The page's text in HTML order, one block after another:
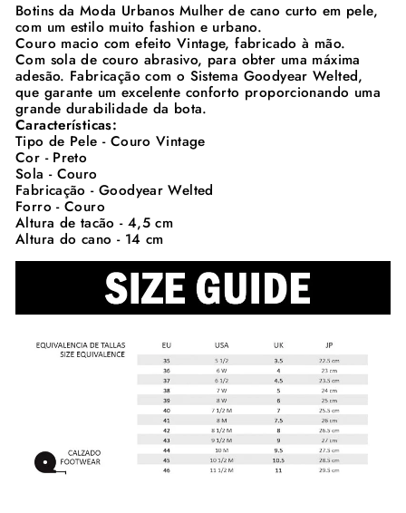
Botins da Moda Urbanos Mulher de cano curto em pele,
com um estilo muito fashion e urbano.
Couro macio com efeito Vintage, fabricado à mão.
Com sola de couro abrasivo, para obter uma máxima
adesão. Fabricação com o Sistema Goodyear Welted,
que garante um excelente conforto proporcionando uma
grande durabilidade da bota.
Características:
Tipo de Pele - Couro Vintage
Cor - Preto
Sola - Couro
Fabricação - Goodyear Welted
Forro - Couro
Altura de tacão - 4,5 cm
Altura do cano - 14 cm